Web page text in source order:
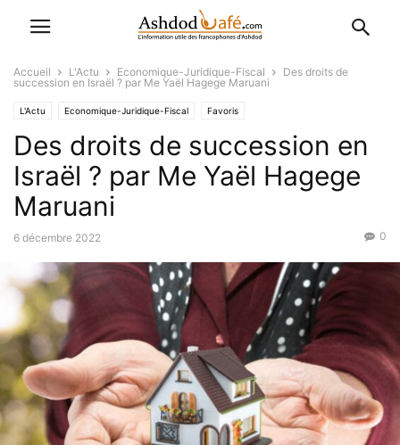
Accueil L'Actu Economique-Juridique-Fiscal
Des droits de
succession en Israël ? par Me Yaël Hagege Maruani
L'Actu Economique-Juridique-Fiscal Favoris
Des droits de succession en
Israël ? par Me Yaël Hagege
Maruani
6 décembre 2022 0